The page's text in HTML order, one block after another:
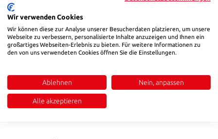
(Diese Option ist zurzeit nicht verfügbar.)
Produkt Anzahl: Gib den gewünschten Wert ein oder benutze die
In den Warenkorb
Beschreibung
Bewertungen
Wir verwenden Cookies
Wir können diese zur Analyse unserer Besucherdaten platzieren, um unsere
Webseite zu verbessern, personalisierte Inhalte anzuzeigen und Ihnen ein
großartiges Webseiten-Erlebnis zu bieten. Für weitere Informationen zu
den von uns verwendeten Cookies öffnen Sie die Einstellungen.
Ablehnen Nein, anpassen
Alle akzeptieren